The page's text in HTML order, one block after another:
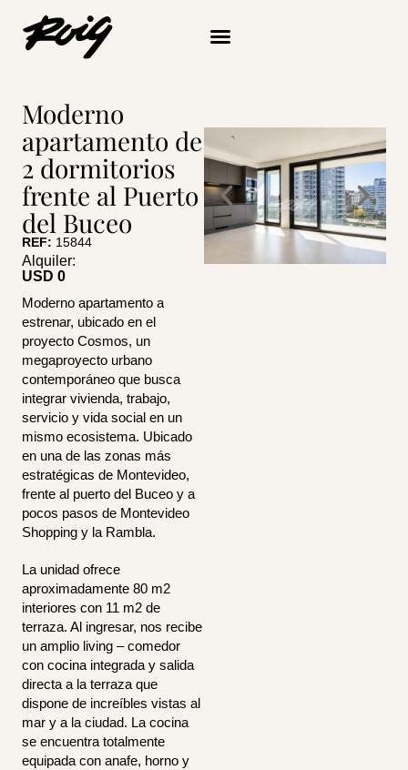
contenido
Moderno
apartamento de
2 dormitorios
frente al Puerto
del Buceo
REF: 15844
Alquiler:
USD 0
Moderno apartamento a
estrenar, ubicado en el
proyecto Cosmos, un
megaproyecto urbano
contemporáneo que busca
integrar vivienda, trabajo,
servicio y vida social en un
mismo ecosistema. Ubicado
en una de las zonas más
estratégicas de Montevideo,
frente al puerto del Buceo y a
pocos pasos de Montevideo
Shopping y la Rambla.
La unidad ofrece
aproximadamente 80 m2
interiores con 11 m2 de
terraza. Al ingresar, nos recibe
un amplio living – comedor
con cocina integrada y salida
directa a la terraza que
dispone de increíbles vistas al
mar y a la ciudad. La cocina
se encuentra totalmente
equipada con anafe, horno y